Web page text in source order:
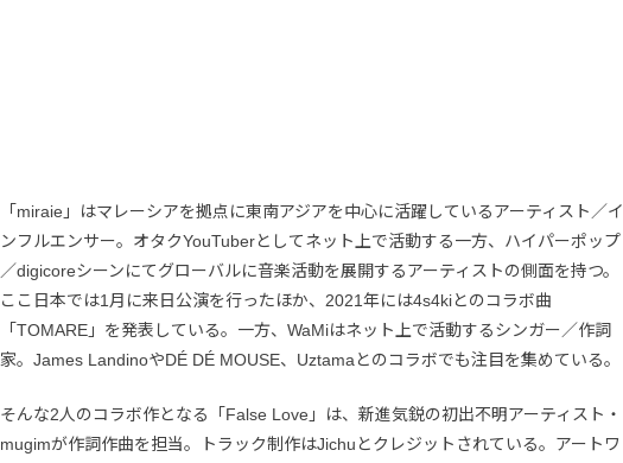
「miraie」はマレーシアを拠点に東南アジアを中心に活躍しているアーティスト／イ
ンフルエンサー。オタクYouTuberとしてネット上で活動する一方、ハイパーポップ
／digicoreシーンにてグローバルに音楽活動を展開するアーティストの側面を持つ。
ここ日本では1月に来日公演を行ったほか、2021年には4s4kiとのコラボ曲
「TOMARE」を発表している。一方、WaMiはネット上で活動するシンガー／作詞
家。James LandinoやDÉ DÉ MOUSE、Uztamaとのコラボでも注目を集めている。
そんな2人のコラボ作となる「False Love」は、新進気鋭の初出不明アーティスト・
mugimが作詞作曲を担当。トラック制作はJichuとクレジットされている。アートワ